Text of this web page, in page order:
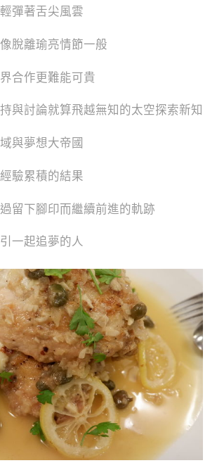
彈著舌尖風雲
脫離瑜亮情節一般
合作更難能可貴
與討論就算飛越無知的太空探索新知
與夢想大帝國
驗累積的結果
留下腳印而繼續前進的軌跡
一起追夢的人